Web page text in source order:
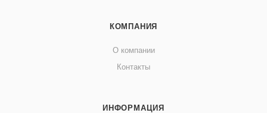
КОМПАНИЯ
О компании
Контакты
ИНФОРМАЦИЯ